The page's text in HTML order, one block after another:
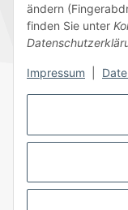
ändern
finden Sie unter
Impressum
Folge uns